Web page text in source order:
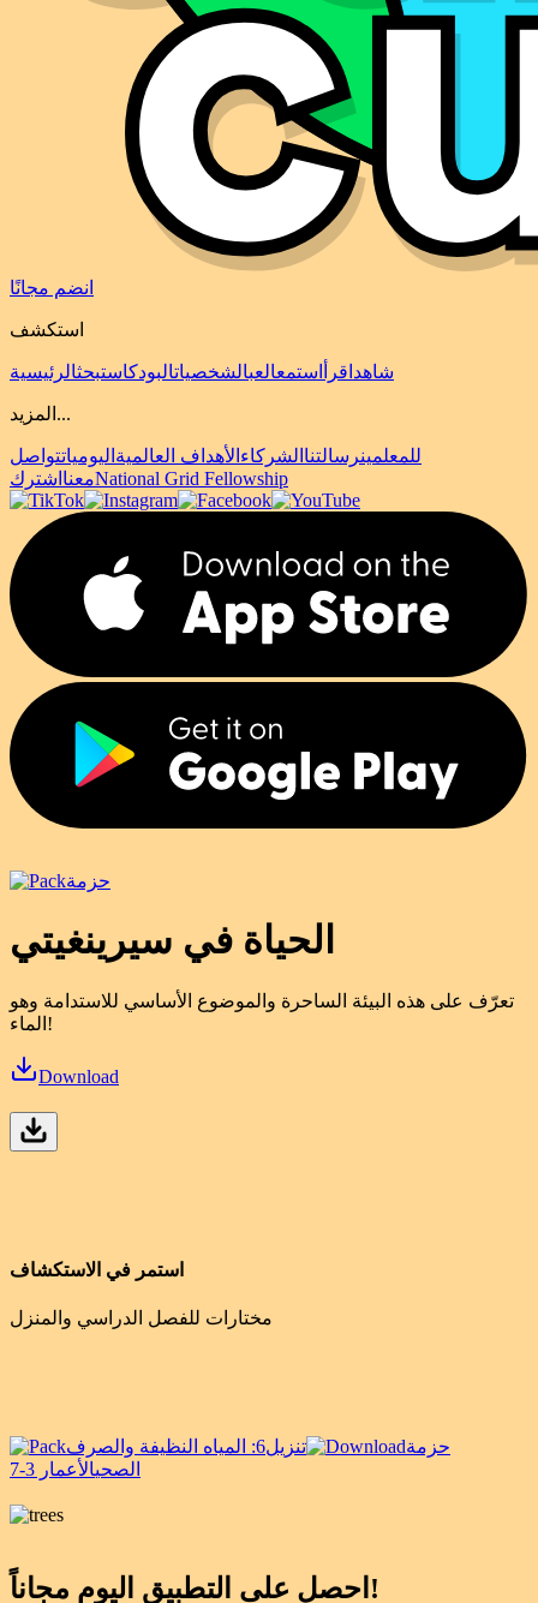
انضم مجانًا
استكشف
شاهد اقرأ استمعالعبالشخصياتالبودكاستبحثالرئيسية
المزيد...
للمعلمينرسالتنا الشركاء الأهداف العالمية اليومياتتواصل
معنا اشترك National Grid Fellowship
حزمة
الحياة في سيرينغيتي
تعرّف على هذه البيئة الساحرة والموضوع الأساسي للاستدامة وهو
الماء!
Download
استمر في الاستكشاف
مختارات للفصل الدراسي والمنزل
حزمة تنزيل 6: المياه النظيفة والصرف
الصحيالأعمار 3-7
احصل على التطبيق اليوم مجاناً!